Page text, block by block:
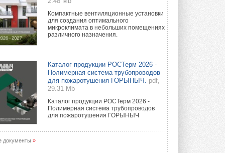
Компактные вентиляционные установки
для создания оптимального
микроклимата в небольших помещениях
различного назначения.
Каталог продукции РОСТерм 2026 -
Полимерная система трубопроводов
для пожаротушения ГОРЫНЫЧ.
pdf,
29.31 Mb
Каталог продукции РОСТерм 2026 -
Полимерная система трубопроводов
для пожаротушения ГОРЫНЫЧ
документы »